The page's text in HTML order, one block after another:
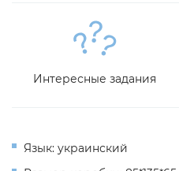
Интересные задания
Язык: украинский